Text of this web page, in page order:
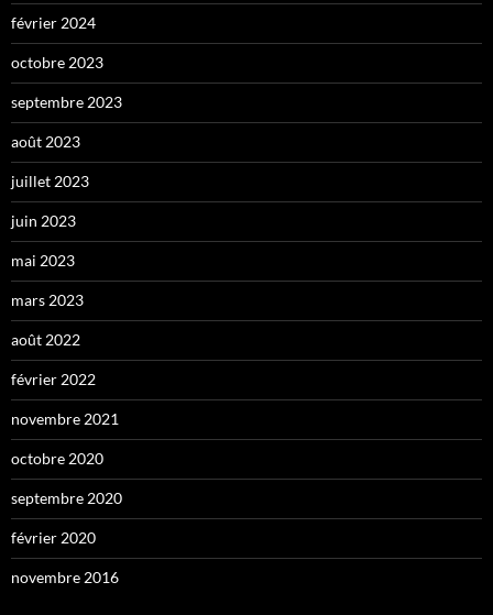
février 2024
octobre 2023
septembre 2023
août 2023
juillet 2023
juin 2023
mai 2023
mars 2023
août 2022
février 2022
novembre 2021
octobre 2020
septembre 2020
février 2020
novembre 2016